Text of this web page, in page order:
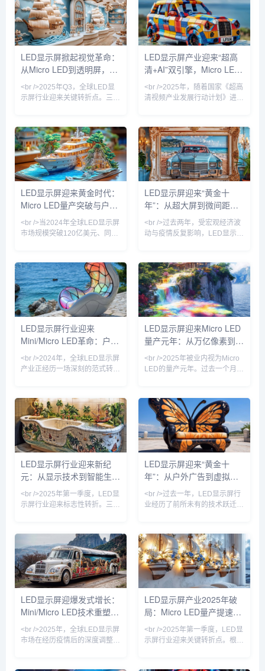
并成功解决巨量转移的良率瓶
颈。据最新供应链报告，苹果公
司新一代Apple Watch将率先搭
载Micro LED屏幕，这标志着该
技术从商用大屏向消费电子渗透
的关键转折。与此同时，Mini
LED背光技术持续下探成本，在
Micro LED芯片的良率提升至
99.99%以上。这意味着LED显
示屏的分辨率首次全面超越
OLED，像素间距可以缩小至
0.3毫米以下，在高端商显、车
载显示和可穿戴设备上实现了
“无拼接缝”的视觉体验。与此同
术加速普及，
LED显示屏掀起视觉革命：
从Micro LED到透明屏，技
术迭代重塑千亿市场
<br />2025年Q3，全球LED显
示屏行业迎来关键转折点。三
示产品，像素间距首次突破P0.3
以下，亮度达到10,000尼特以
上，相较传统OLED在户外强光
下的可视性提升近4倍。与此同
时，国内厂商利亚德与洲明科技
宣布其Micro LED巨量转移良率
已超过99.99%，使得单位成本
较两年前下降约60%。行业分析
LED显示屏产业迎来“超高
清+AI”双引擎，Micro LED
量产提速重塑户外媒体新格
局
<br />2025年，随着国家《超高
清视频产业发展行动计划》进入
新数据显示，国内超高清LED显
示屏市场规模已突破800亿元，
同比增长23%。从北京冬奥会到
杭州亚运会，从城市地标裸眼
3D大屏到虚拟制片影棚，LED
显示屏正从传统的“显示工具”升
级为“沉浸式体验载体”。值得注
意的是，今年发布的《LED显示
标正式实施，
LED显示屏迎来黄金时代：
Micro LED量产突破与户外
广告革命
<br />当2024年全球LED显示屏
市场规模突破120亿美元、同比
弹，而是技术代际切换带来的价
值重估。过去三年，Mini LED
背光在电视和笔记本上的渗透率
从5%飙升至38%，而Micro
LED芯片成本以每年35%的速度
下探——三星、京东方、利亚德
与友达的产线良率在近两个季度
相继突破99.9%的生死线。这意
牌
LED显示屏迎来“黄金十
年”：从超大屏到微间距，
技术革命重塑视觉生态
<br />过去两年，受宏观经济波
动与疫情反复影响，LED显示屏
来，随着文旅夜游、裸眼3D、
虚拟拍摄、会议一体机等新兴场
景加速放量，LED显示屏产业明
显回暖。据行业机构预计，
2025年全球LED显示屏市场规
模将突破120亿美元，同比增长
超15%。这背后，既有传统户外
广告屏的存量升级，更有Micro
等新技术的规
LED显示屏行业迎来
Mini/Micro LED革命：户外
广告与虚拟拍摄双轮驱动
<br />2024年，全球LED显示屏
产业正经历一场深刻的范式转
面贴装）与COB（板上芯片）
技术格局已被彻底打破，
Mini/Micro LED技术从实验室加
速走向量产线，成为驱动市场增
长的核心引擎。多家头部厂商如
利亚德、洲明科技、艾比森在
2024年半年报中披露，Mini
LED订单同比增长超过300%，
P
LED显示屏迎来Micro LED
量产元年：从万亿像素到虚
拟影棚的产业跃迁
<br />2025年被业内视为Micro
LED的量产元年。过去一个月
99.99%，而利亚德在其北京工
厂正式启用了全球首条全自动巨
量转移产线，单班产能达到
3000片晶圆。这标志着困扰行
业十余年的“巨量转移”与“缺陷修
复”两大痛点首次在量产层面得
到解决。与此同时，京东方在成
都的Micro LED试验线成功点亮
LED显示屏行业迎来新纪
元：从显示技术到智能生态
的全面跃迁
<br />2025年第一季度，LED显
示屏行业迎来标志性转折。三
尺寸商用显示器的成本拉低至传
统方案的60%。与此同时，Mini
LED背光技术加速向中端市场渗
透，75英寸电视价格首次跌破
万元大关。行业分析师指出，这
不仅是像素间距的缩小，更意味
着LED显示从“户外广告牌”向“超
高清家庭影院”的边界消融。<br
LED显示屏迎来“黄金十
年”：从户外广告到虚拟现
实，万亿赛道重构视觉产业
<br />过去一年，LED显示屏行
业经历了前所未有的技术跃迁。
元，年复合增长率保持在12%以
上。其中，Mini LED背光技术
加速渗透至高端电视、笔记本电
脑和车载显示领域，而Micro
LED则凭借其高亮度、低功耗和
超长寿命的优势，成为苹果、三
星、索尼等巨头竞相布局的下一
代显示技术。业内专家指出，随
Micr
LED显示屏迎爆发式增长：
Mini/Micro LED技术重塑千
亿市场格局
<br />2025年，全球LED显示屏
市场在经历疫情后的深度调整期
LED显示屏产业2025年破
局：Micro LED量产提速，
透明屏与AI内容生态重塑户
外广告
<br />2025年第一季度，LED显
示屏行业迎来关键转折点。根据